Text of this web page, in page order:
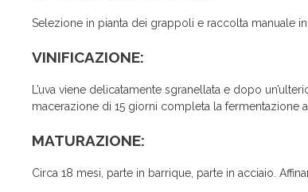
Selezione in pianta dei grappoli e raccolta manuale
VINIFICAZIONE:
L’uva viene delicatamente sgranellata e dopo
macerazione di 15 giorni completa la fermentazione
MATURAZIONE:
Circa 18 mesi, parte in barrique, parte in acciaio.